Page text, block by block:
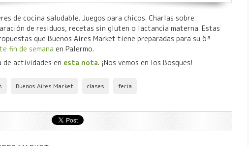
de cocina saludable. Juegos para chicos. Charlas sobre
de residuos, recetas sin gluten o lactancia materna. Estas
que Buenos Aires Market tiene preparadas para su 6ª
fin de semana en Palermo.
de actividades en esta nota. ¡Nos vemos en los Bosques!
Buenos Aires Market clases feria